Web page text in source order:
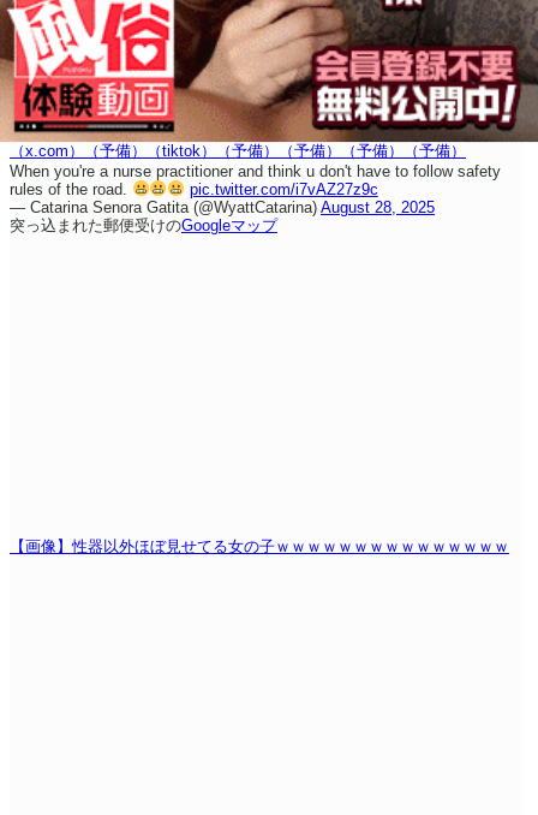
（x.com） （予備） （tiktok） （予備） （予備） （予備）
（予備）
When you're a nurse practitioner and think u don't have to follow safety
rules of the road.
pic.twitter.com/i7vAZ27z9c
— Catarina Senora Gatita (@WyattCatarina) August 28, 2025
突っ込まれた郵便受けのGoogleマップ
【画像】性器以外ほぼ見せてる女の子ｗｗｗｗｗｗｗｗｗｗｗｗｗｗｗ